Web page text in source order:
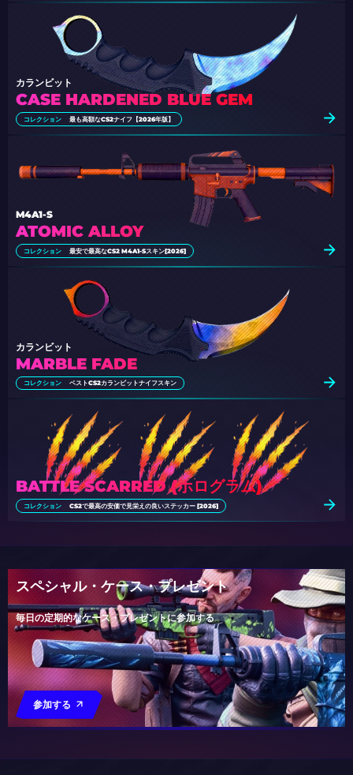
CASE HARDENED BLUE GEM
カランビット
コレクション 最も高額なCS2ナイフ【2026年版】
ATOMIC ALLOY
M4A1-S
コレクション 最安で最高なCS2 M4A1-Sスキン[2026]
MARBLE FADE
カランビット
コレクション ベストCS2カランビットナイフスキン
BATTLE SCARRED (ホログラム)
コレクション CS2で最高の安価で見栄えの良いステッカー [2026]
スペシャル・ケース・プレゼント
毎日の定期的なケース・プレゼントに参加する
参加する